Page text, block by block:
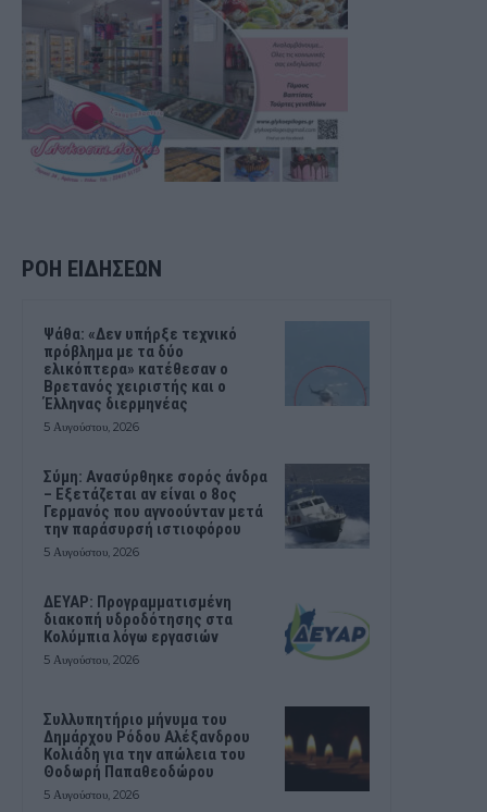
ΡΟΗ ΕΙΔΗΣΕΩΝ
Ψάθα: «Δεν υπήρξε τεχνικό
πρόβλημα με τα δύο
ελικόπτερα» κατέθεσαν ο
Βρετανός χειριστής και ο
Έλληνας διερμηνέας
5 Αυγούστου, 2026
Σύμη: Ανασύρθηκε σορός άνδρα
– Εξετάζεται αν είναι ο 8ος
Γερμανός που αγνοούνταν μετά
την παράσυρσή ιστιοφόρου
5 Αυγούστου, 2026
ΔΕΥΑΡ: Προγραμματισμένη
διακοπή υδροδότησης στα
Κολύμπια λόγω εργασιών
5 Αυγούστου, 2026
Συλλυπητήριο μήνυμα του
Δημάρχου Ρόδου Αλέξανδρου
Κολιάδη για την απώλεια του
Θοδωρή Παπαθεοδώρου
5 Αυγούστου, 2026